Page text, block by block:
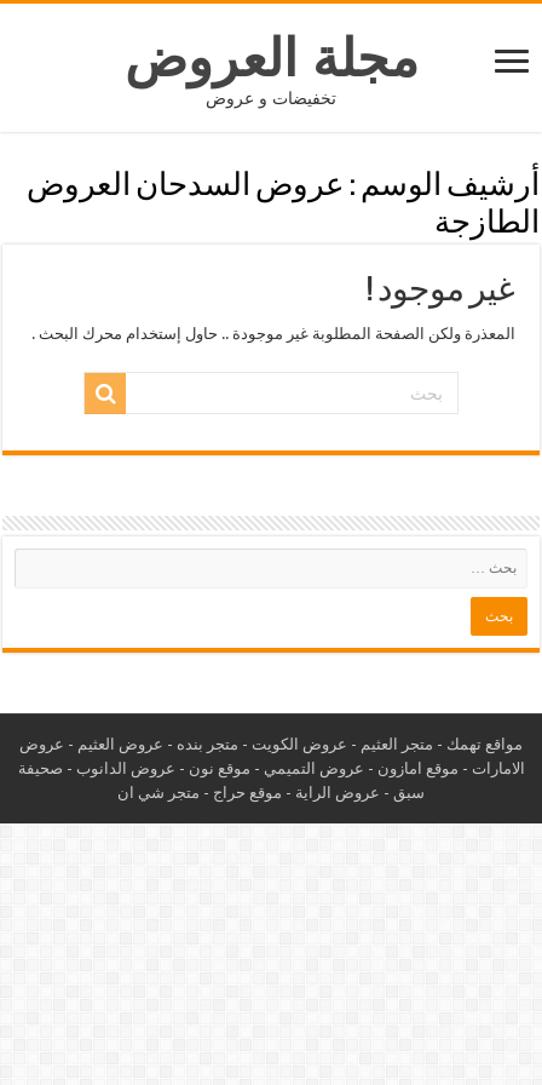
مجلة العروض
تخفيضات و عروض
أرشيف الوسم : عروض السدحان العروض
الطازجة
غير موجود !
المعذرة ولكن الصفحة المطلوبة غير موجودة .. حاول إستخدام محرك البحث .
مواقع تهمك - متجر العثيم - عروض الكويت - متجر بنده - عروض العثيم - عروض
الامارات - موقع امازون - عروض التميمي - موقع نون - عروض الدانوب - صحيفة
سبق - عروض الراية - موقع حراج - متجر شي ان